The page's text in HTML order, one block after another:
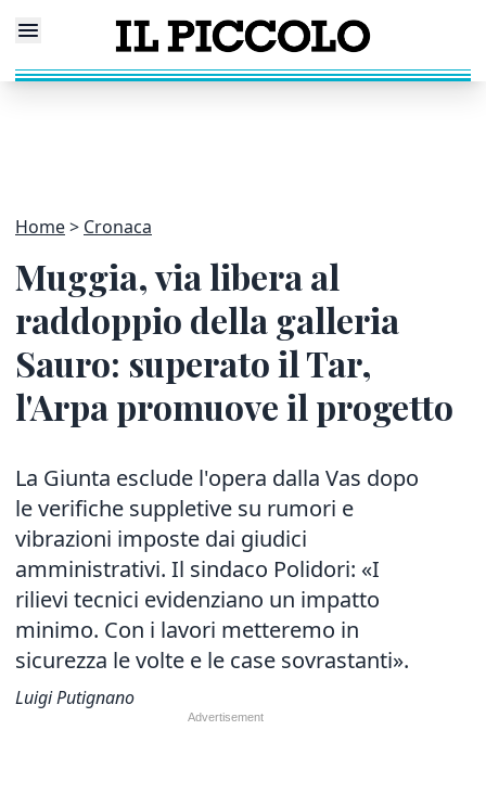
Home Cronaca
Muggia, via libera al
raddoppio della galleria
Sauro: superato il Tar,
l'Arpa promuove il progetto
La Giunta esclude l'opera dalla Vas dopo
le verifiche suppletive su rumori e
vibrazioni imposte dai giudici
amministrativi. Il sindaco Polidori: «I
rilievi tecnici evidenziano un impatto
minimo. Con i lavori metteremo in
sicurezza le volte e le case sovrastanti».
Luigi Putignano